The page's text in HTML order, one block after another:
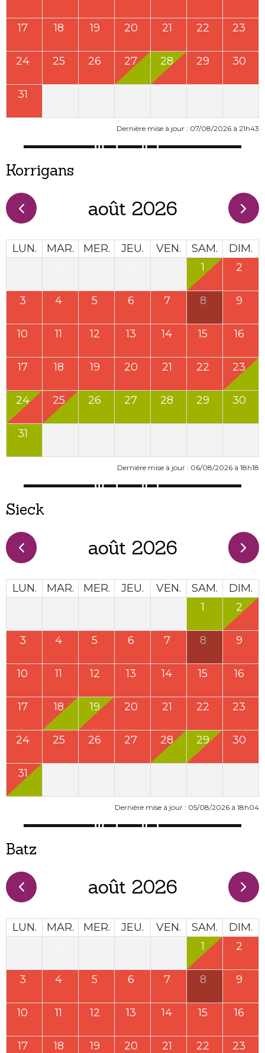
17 18 19 20 21 22 23
24 25 26 27 28 29 30
31
Dernière mise à jour : 07/08/2026 à 21h43
Korrigans
août 2026
LUN. MAR. MER. JEU. VEN. SAM.
DIM.
1 2
3 4 5 6 7 8 9
10 11 12 13 14 15 16
17 18 19 20 21 22 23
24 25 26 27 28 29 30
31
Dernière mise à jour : 06/08/2026 à 18h18
Sieck
août 2026
LUN. MAR. MER. JEU. VEN. SAM.
DIM.
1 2
3 4 5 6 7 8 9
10 11 12 13 14 15 16
17 18 19 20 21 22 23
24 25 26 27 28 29 30
31
Dernière mise à jour : 05/08/2026 à 18h04
Batz
août 2026
LUN. MAR. MER. JEU. VEN. SAM.
DIM.
1 2
3 4 5 6 7 8 9
10 11 12 13 14 15 16
17 18 19 20 21 22 23